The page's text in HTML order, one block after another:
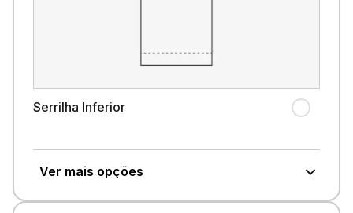
Serrilha Inferior
Ver mais opções